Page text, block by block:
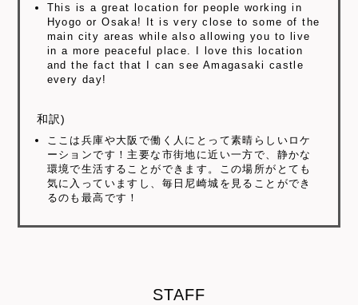
This is a great location for people working in
Hyogo or Osaka! It is very close to some of the
main city areas while also allowing you to live
in a more peaceful place. I love this location
and the fact that I can see Amagasaki castle
every day!
和訳)
ここは兵庫や大阪で働く人にとって素晴らしいロケ
ーションです！主要な市街地に近い一方で、静かな
環境で生活することができます。この場所がとても
気に入っていますし、毎日尼崎城を見ることができ
るのも最高です！
STAFF